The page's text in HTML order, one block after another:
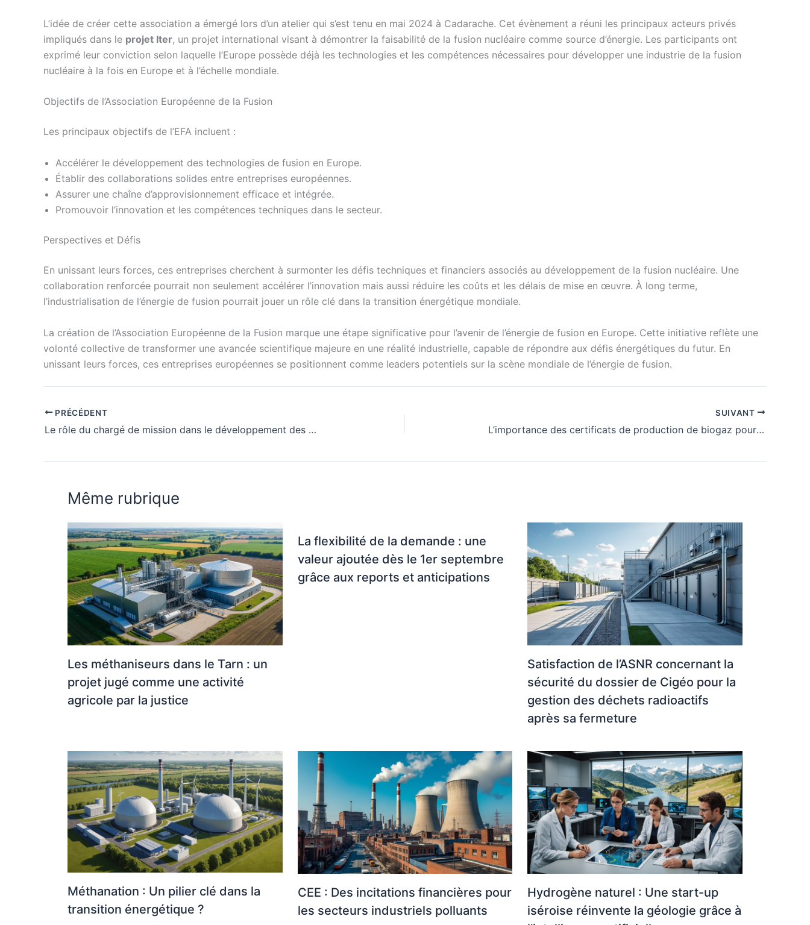
L’idée de créer cette association a émergé lors d’un atelier qui s’est tenu en mai 2024 à Cadarache. Cet évènement a réuni les principaux acteurs privés
impliqués dans le projet Iter, un projet international visant à démontrer la faisabilité de la fusion nucléaire comme source d’énergie. Les participants ont
exprimé leur conviction selon laquelle l’Europe possède déjà les technologies et les compétences nécessaires pour développer une industrie de la fusion
nucléaire à la fois en Europe et à l’échelle mondiale.
Objectifs de l’Association Européenne de la Fusion
Les principaux objectifs de l’EFA incluent :
Accélérer le développement des technologies de fusion en Europe.
Établir des collaborations solides entre entreprises européennes.
Assurer une chaîne d’approvisionnement efficace et intégrée.
Promouvoir l’innovation et les compétences techniques dans le secteur.
Perspectives et Défis
En unissant leurs forces, ces entreprises cherchent à surmonter les défis techniques et financiers associés au développement de la fusion nucléaire. Une
collaboration renforcée pourrait non seulement accélérer l’innovation mais aussi réduire les coûts et les délais de mise en œuvre. À long terme,
l’industrialisation de l’énergie de fusion pourrait jouer un rôle clé dans la transition énergétique mondiale.
La création de l’Association Européenne de la Fusion marque une étape significative pour l’avenir de l’énergie de fusion en Europe. Cette initiative reflète une
volonté collective de transformer une avancée scientifique majeure en une réalité industrielle, capable de répondre aux défis énergétiques du futur. En
unissant leurs forces, ces entreprises européennes se positionnent comme leaders potentiels sur la scène mondiale de l’énergie de fusion.
PRÉCÉDENT
Le rôle du chargé de mission dans le développement des projets éoliens sur le plan foncier
SUIVANT
L’importance des certificats de production de biogaz pour l’avenir de l’industrie
Même rubrique
Les méthaniseurs dans le Tarn : un
projet jugé comme une activité
agricole par la justice
La flexibilité de la demande : une
valeur ajoutée dès le 1er septembre
grâce aux reports et anticipations
Satisfaction de l’ASNR concernant la
sécurité du dossier de Cigéo pour la
gestion des déchets radioactifs
après sa fermeture
Méthanation : Un pilier clé dans la
transition énergétique ?
CEE : Des incitations financières pour
les secteurs industriels polluants
Hydrogène naturel : Une start-up
iséroise réinvente la géologie grâce à